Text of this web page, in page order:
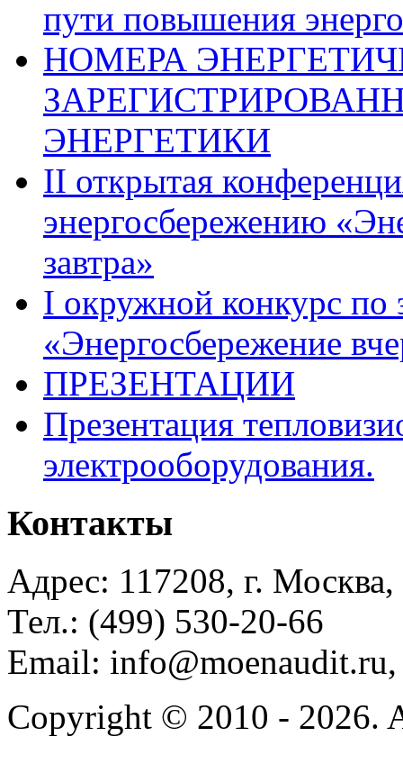
пути повышения
НОМЕРА
ЭНЕРГЕТИКИ
II открытая
энергосбережению
завтра»
I окружной конкурс по
«Энергосбережение
ПРЕЗЕНТАЦИИ
Презентация
электрооборудования.
Контакты
Адрес: 117208, г.
Тел.: (499) 530-20-66
Email:
Copyright © 2010 - 2026.